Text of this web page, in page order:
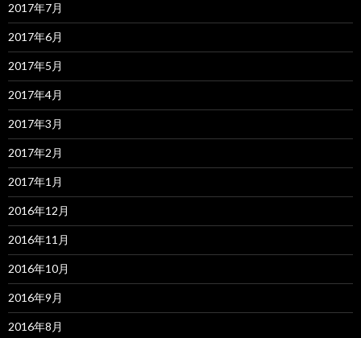
2017年7月
2017年6月
2017年5月
2017年4月
2017年3月
2017年2月
2017年1月
2016年12月
2016年11月
2016年10月
2016年9月
2016年8月